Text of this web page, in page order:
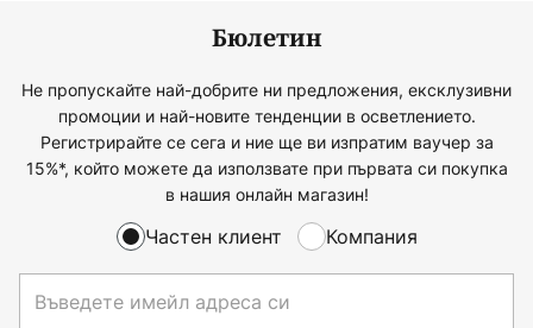
Бюлетин
Не пропускайте най-добрите ни предложения, ексклузивни
промоции и най-новите тенденции в осветлението.
Регистрирайте се сега и ние ще ви изпратим ваучер за
15%*, който можете да използвате при първата си покупка
в нашия онлайн магазин!
Частен клиент Компания